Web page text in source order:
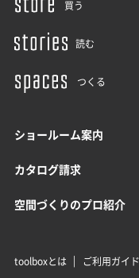
買う
読む
つくる
ショールーム案内
カタログ請求
空間づくりのプロ紹介
toolboxとは ご利用ガイド